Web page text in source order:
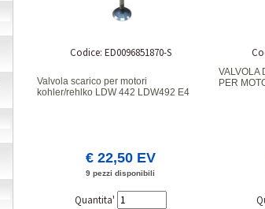
Codice: ED0096851870-S
Valvola scarico per motori
kohler/rehlko LDW 442 LDW492 E4
€ 22,50 EV
9 pezzi disponibili
Quantita'
VALVOLA
PER